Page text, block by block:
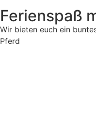
Ferienspaß
Wir bieten euch ein
Pferd